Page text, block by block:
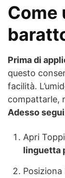
Come
Prima di
questo
facilità.
compattarle,
Adesso
Apri
linguetta